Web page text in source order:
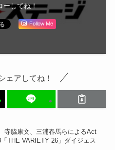
ーしてね！
Follow Me
ェアしてね！
寺脇康文、三浦春馬らによるAct
THE VARIETY 26」ダイジェス